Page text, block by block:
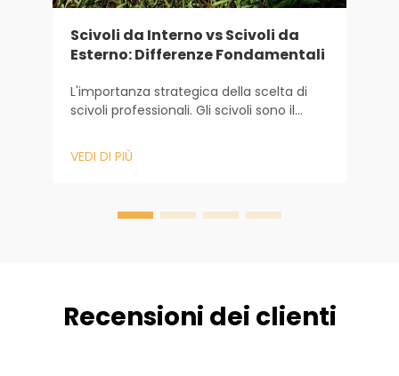
Scivoli da Interno vs Scivoli da
Esterno: Differenze Fondamentali
L'importanza strategica della scelta di
scivoli professionali. Gli scivoli sono il
bambini, costituendo l’attrazione
principale che mantiene i piccoli
i commerc...
VEDI DI PIÙ
Recensioni dei clienti